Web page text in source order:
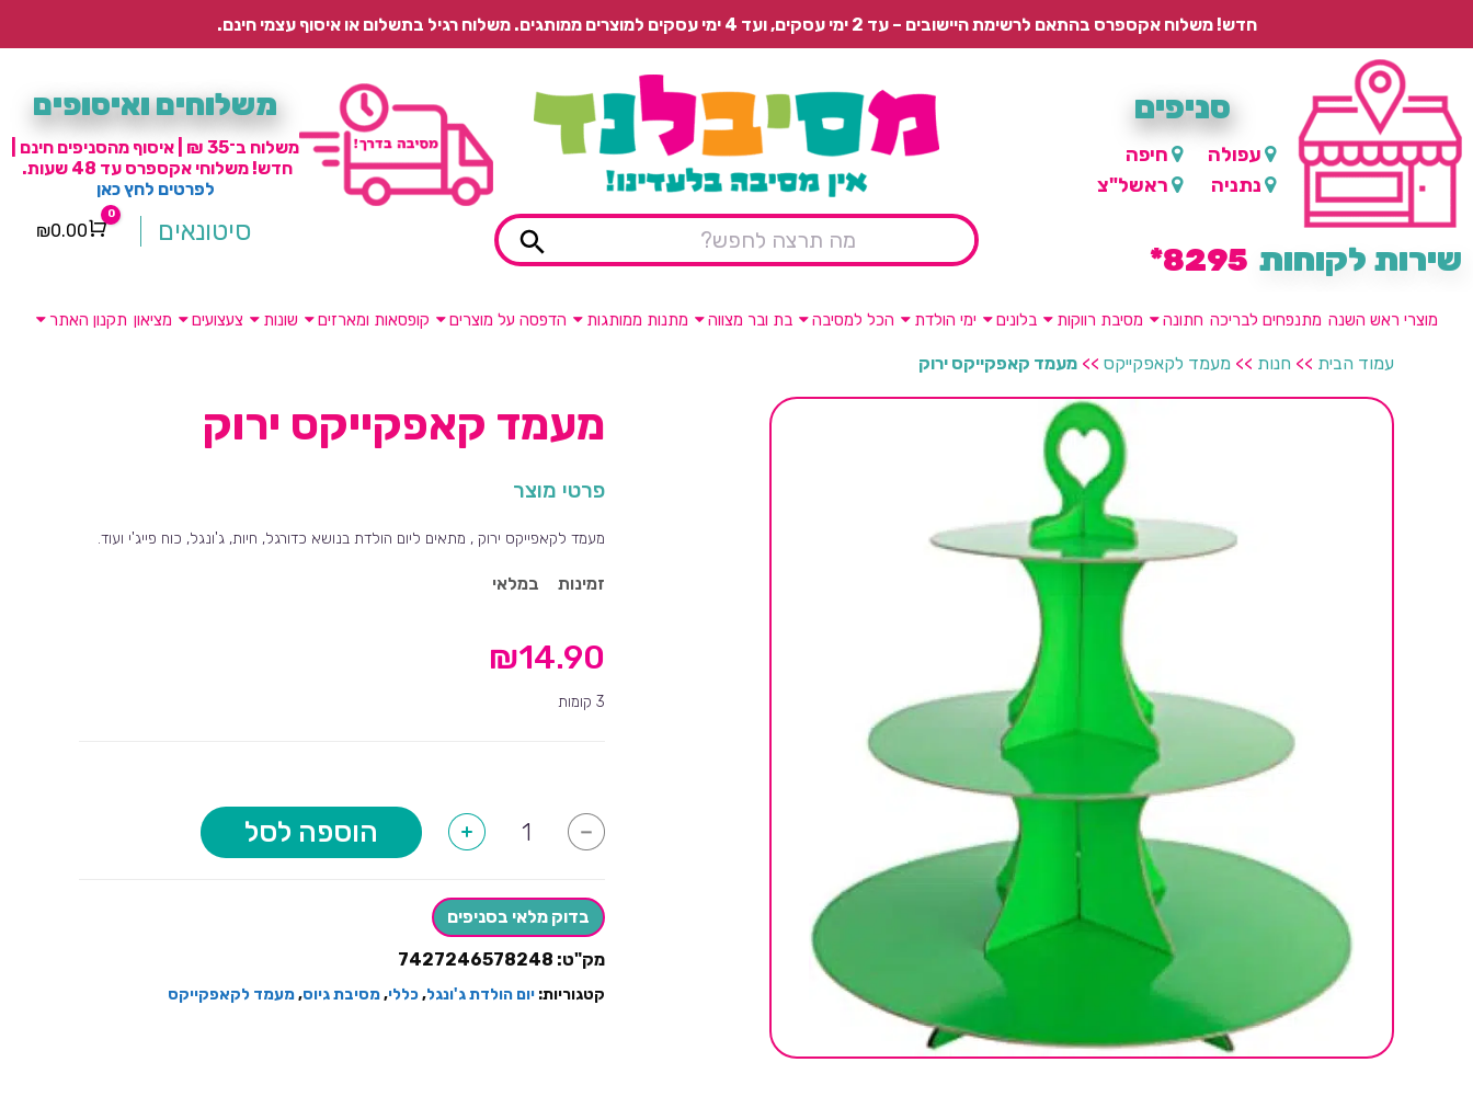
חדש! משלוח אקספרס בהתאם לרשימת היישובים – עד 2 ימי עסקים, ועד 4 ימי עסקים למוצרים ממותגים. משלוח רגיל בתשלום או איסוף עצמי חינם.
סניפים
עפולה
חיפה
נתניה
ראשל"צ
שירות לקוחות 8295*
משלוחים ואיסופים
משלוח ב־35 ₪ | איסוף מהסניפים חינם |
חדש! משלוחי אקספרס עד 48 שעות.
לפרטים לחץ כאן
סיטונאים Cart
0
₪0.00
מוצרי ראש השנה מתנפחים לבריכה חתונה מסיבת רווקות בלונים ימי הולדת הכל למסיבה בת ובר מצווה מתנות ממותגות הדפסה על מוצרים קופסאות ומארזים שונות צעצועים מציאון תקנון האתר
עמוד הבית >> חנות >> מעמד לקאפקייקס >> מעמד קאפקייקס ירוק
מעמד קאפקייקס ירוק
פרטי מוצר
מעמד לקאפייקס ירוק , מתאים ליום הולדת בנושא כדורגל, חיות, ג'ונגל, כוח פייג'י ועוד.
זמינות במלאי
₪14.90
3 קומות
-
של
+ הוספה לסל
בדוק מלאי בסניפים
מק"ט: 7427246578248
קטגוריות: יום הולדת ג'ונגל,כללי,מסיבת גיוס,מעמד לקאפקייקס